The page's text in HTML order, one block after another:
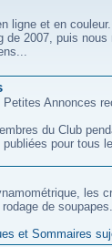
ligne et en couleur.
de 2007, puis nous
Annonces
du Club
pour tous
les
de soupapes.
et Sommaires